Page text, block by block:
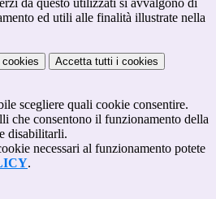
da questo utilizzati si avvalgono di
ed utili alle finalità illustrate nella
cookies Accetta tutti i cookies
scegliere quali cookie consentire.
che consentono il funzionamento della
disabilitarli.
necessari al funzionamento potete
.